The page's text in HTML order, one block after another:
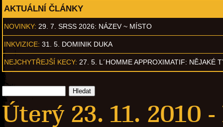
AKTUÁLNÍ ČLÁNKY
NOVINKY: 29. 7. SRSS 2026: NÁZEV ~ MÍSTO
INKVIZICE: 31. 5. DOMINIK DUKA
NEJCHYTŘEJŠÍ KECY: 27. 5. L´HOMME APPROXIMATIF: NĚJAKÉ
Úterý 23. 11. 2010 -